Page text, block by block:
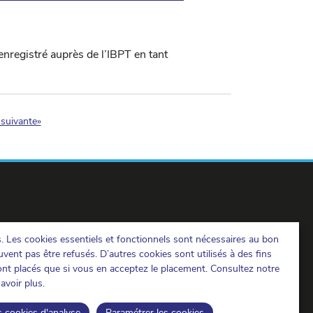
Les cookies essentiels et fonctionnels sont nécessaires au bon
pas être refusés. D’autres cookies sont utilisés à des fins
placés que si vous en acceptez le placement. Consultez notre
plus.
auprès de l’IBPT en tant
sur LinkedIn
IBPT sur Facebook
IBPT sur Youtube